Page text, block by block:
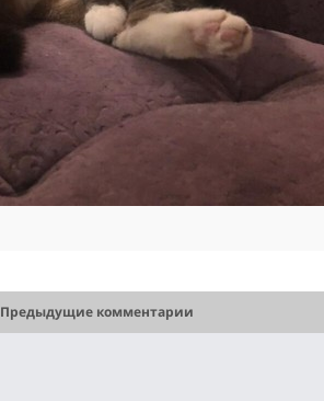
Предыдущие комментарии